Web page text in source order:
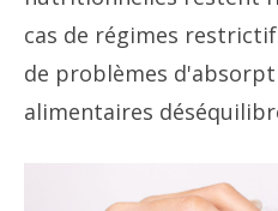
cas de régimes
de problèmes
alimentaires